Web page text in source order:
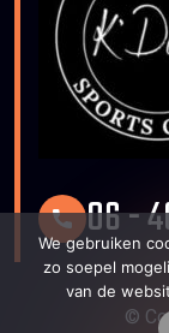
06 -
©
We gebruiken
zo soepel
van de